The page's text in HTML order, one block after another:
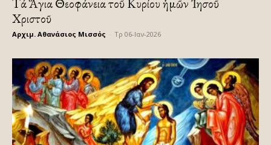
Χριστοῦ
Αρχιμ. Αθανάσιος Μισσός Τρ 06-Ιαν-2026